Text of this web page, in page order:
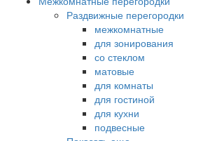
Раздвижные перегородки
межкомнатные
для зонирования
со стеклом
матовые
для комнаты
для гостиной
для кухни
подвесные